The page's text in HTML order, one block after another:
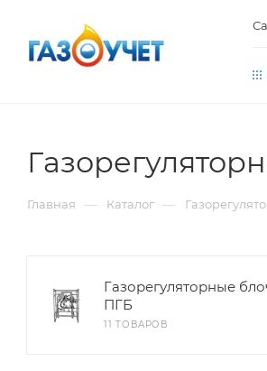
Главная — Каталог —
Газорегуляторные
ПГБ
11 ТОВАРОВ